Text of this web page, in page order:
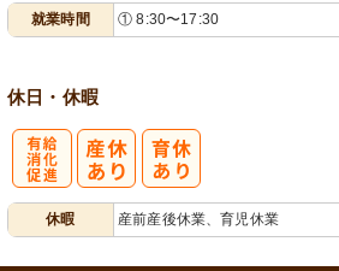
就業時間 ① 8:30〜17:30
休日・休暇
休暇 産前産後休業、育児休業